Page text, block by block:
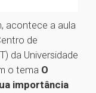
acontece a aula
de
da Universidade
o tema O
importância